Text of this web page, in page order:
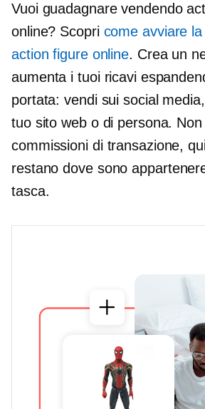
Vuoi guadagnare vendendo
online? Scopri come avviare
action figure online. Crea un
aumenta i tuoi ricavi
portata: vendi sui social
tuo sito web o di persona.
commissioni di transazione,
restano dove sono
tasca.